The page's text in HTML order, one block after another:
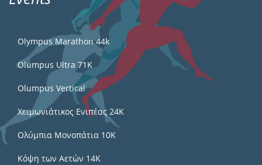
Olympus Marathon 44k
Olumpus Ultra 71K
Olumpus Vertical
Χειμωνιάτικος Ενιπέας 24Κ
Ολύμπια Μονοπάτια 10Κ
Κόψη των Αετών 14Κ